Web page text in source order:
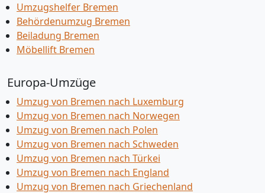
Umzugshelfer Bremen
Behördenumzug Bremen
Beiladung Bremen
Möbellift Bremen
Europa-Umzüge
Umzug von Bremen nach Luxemburg
Umzug von Bremen nach Norwegen
Umzug von Bremen nach Polen
Umzug von Bremen nach Schweden
Umzug von Bremen nach Türkei
Umzug von Bremen nach England
Umzug von Bremen nach Griechenland